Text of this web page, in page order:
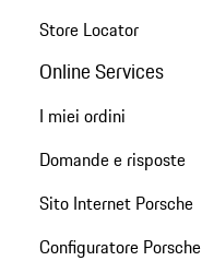
Store Locator
Online Services
I miei ordini
Domande e risposte
Sito Internet Porsche
Configuratore Porsche